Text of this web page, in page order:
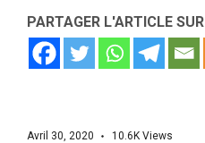
PARTAGER L'ARTICLE SUR
Avril 30, 2020 10.6K Views